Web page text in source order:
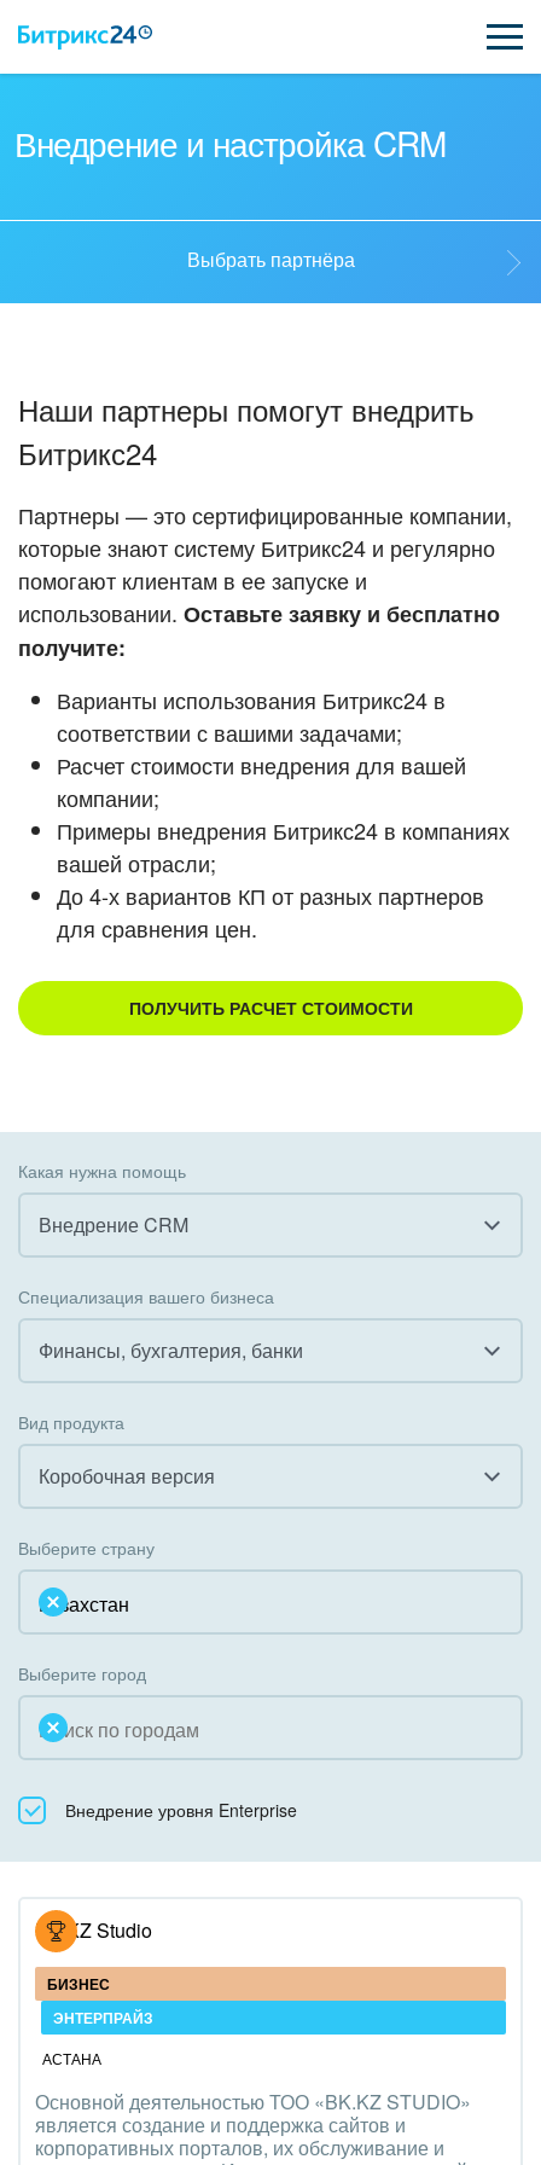
ПОЛУЧИТЬ БЕСПЛАТНО
ВХОД
ВХОД
Внедрение и настройка CRM
Стать партнёром
Кейсы партнеров
Смотреть видеокейсы
Выбрать партнёра
Наши партнеры помогут внедрить
Битрикс24
Партнеры — это сертифицированные компании,
которые знают систему Битрикс24 и регулярно
помогают клиентам в ее запуске и
использовании. Оставьте заявку и бесплатно
получите:
Варианты использования Битрикс24 в
соответствии с вашими задачами;
Расчет стоимости внедрения для вашей
компании;
Примеры внедрения Битрикс24 в компаниях
вашей отрасли;
До 4-х вариантов КП от разных партнеров
для сравнения цен.
ПОЛУЧИТЬ РАСЧЕТ СТОИМОСТИ
Какая нужна помощь
Внедрение CRM
Внедрение КЭДО
Интеграция с 1С
Организация задач и проектов
Внедрение Бизнес-процессов
Системное администрирование
Интернет-магазин и CRM
Крупные корпоративные внедрения
Внедрение для медицины
Внедрение для гос.организаций
Внедрение онлайн-продаж
Внедрение онлайн-офиса / Интранета
Специализация вашего бизнеса
Финансы, бухгалтерия, банки
Государственные организации
Коммунальные услуги, ЖКХ
Некоммерческие, религиозные организации,
Недвижимость, риэлтерские компании
Образование, наука
Общественно-политические организации
Охрана, безопасность
Промышленность
СМИ, издательства, справочники
Страхование
Строительство, ремонт и благоустройство
Транспорт, Авиация, автобизнес
Вид продукта
Коробочная версия
Облачный Битрикс24
Коробочная версия
Выберите страну
Выберите город
Внедрение уровня Enterprise
BK.KZ Studio
БИЗНЕС
ЭНТЕРПРАЙЗ
АСТАНА
Основной деятельностью ТОО «BK.KZ STUDIO»
является создание и поддержка сайтов и
корпоративных порталов, их обслуживание и